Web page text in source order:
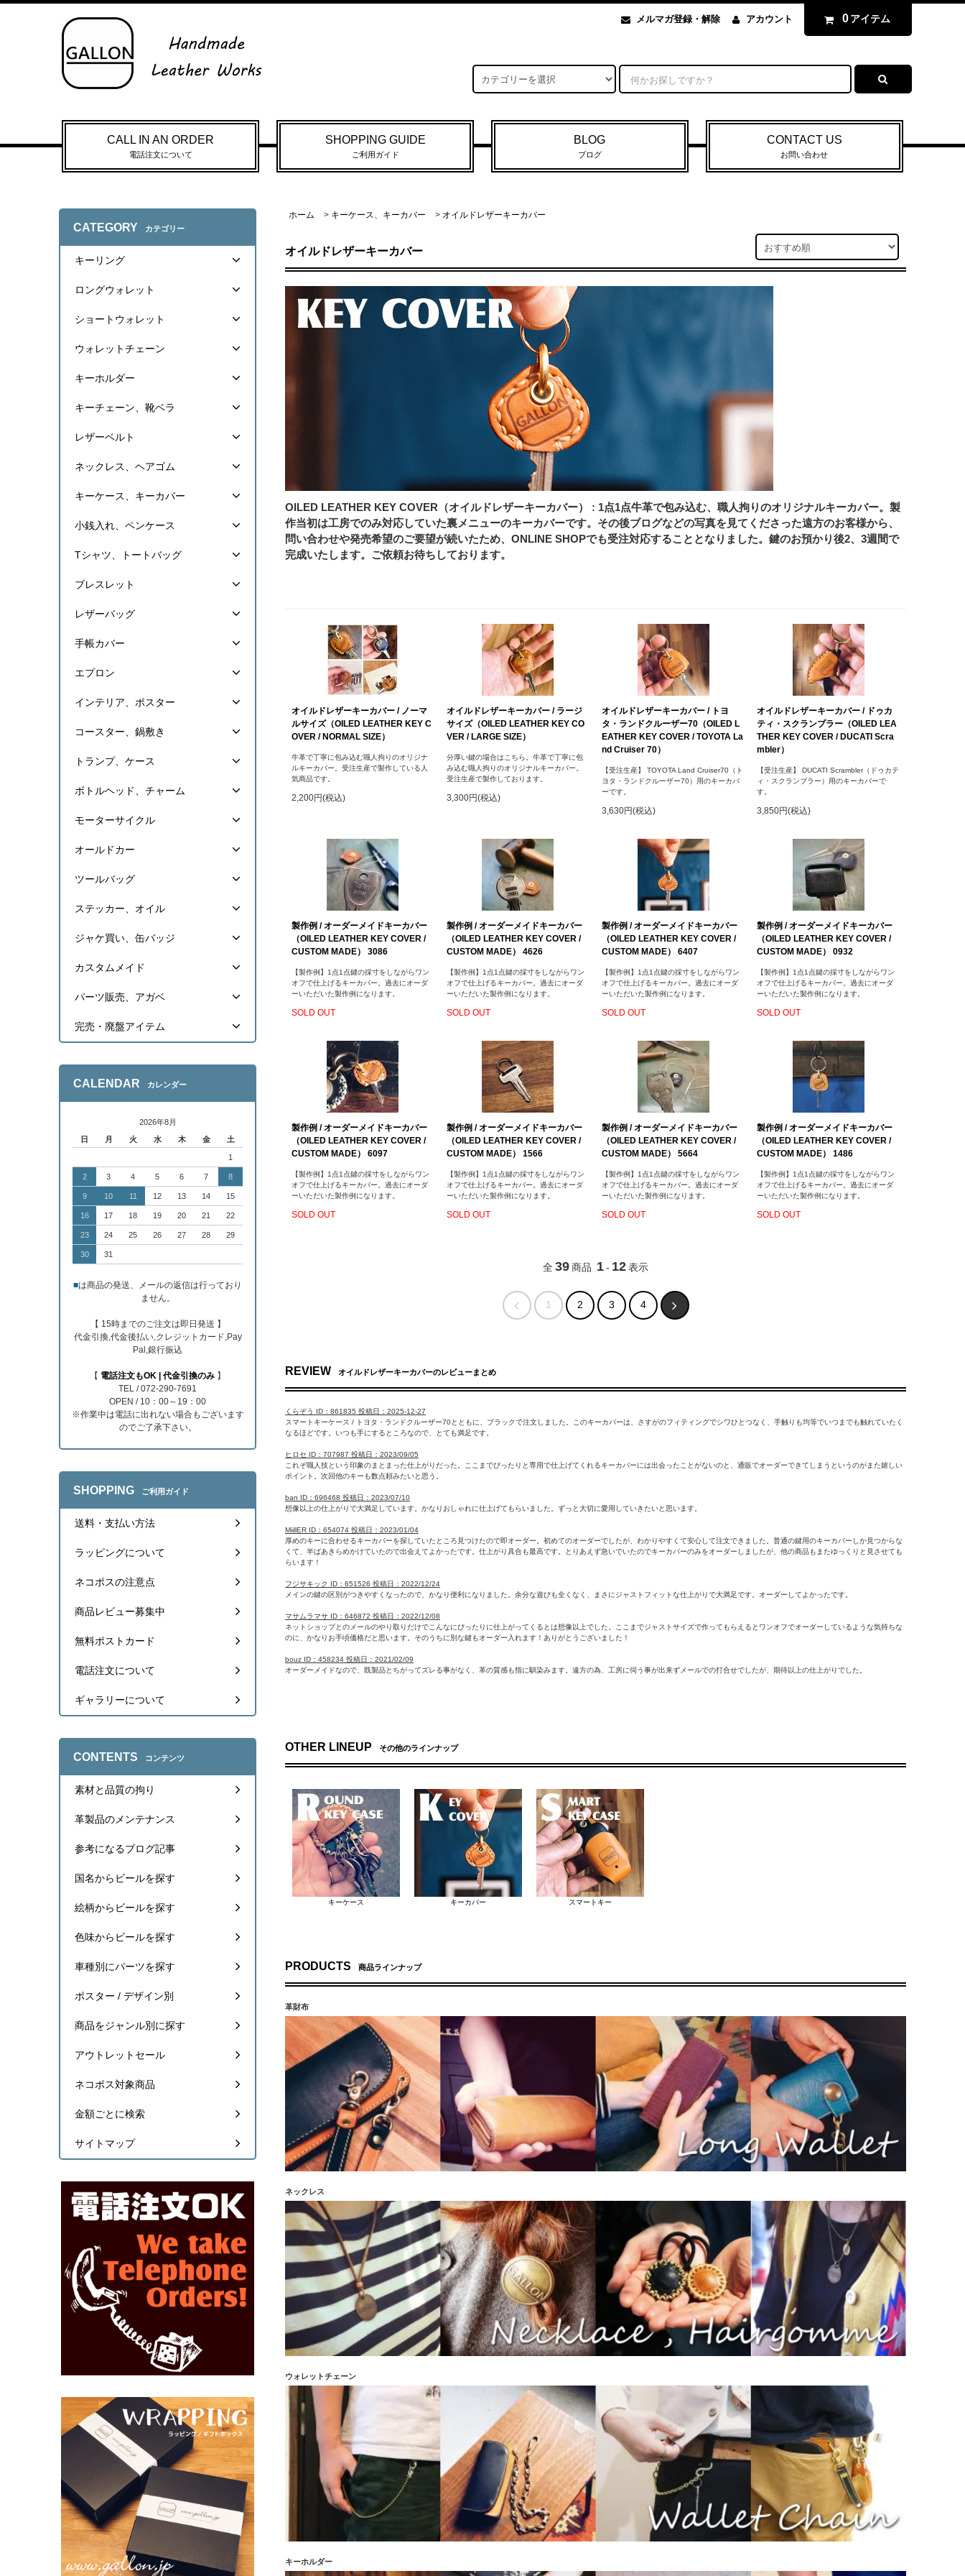
メルマガ登録・解除 アカウント 0 アイテム
CALL IN AN ORDER
電話注文について
SHOPPING GUIDE
ご利用ガイド
BLOG
ブログ
CONTACT US
お問い合わせ
ホーム > キーケース、キーカバー > オイルドレザーキーカバー
オイルドレザーキーカバー
OILED LEATHER KEY COVER（オイルドレザーキーカバー） : 1点1点牛革で包み込む、職人拘りのオリジナルキーカバー。製
作当初は工房でのみ対応していた裏メニューのキーカバーです。その後ブログなどの写真を見てくださった遠方のお客様から、
問い合わせや発売希望のご要望が続いたため、ONLINE SHOPでも受注対応することとなりました。鍵のお預かり後2、3週間で
完成いたします。ご依頼お待ちしております。
オイルドレザーキーカバー / ノーマ
ルサイズ（OILED LEATHER KEY C
OVER / NORMAL SIZE）
牛革で丁寧に包み込む職人拘りのオリジナ
ルキーカバー。受注生産で製作している人
気商品です。
2,200円(税込)
オイルドレザーキーカバー / ラージ
サイズ（OILED LEATHER KEY CO
VER / LARGE SIZE）
分厚い鍵の場合はこちら。牛革で丁寧に包
み込む職人拘りのオリジナルキーカバー。
受注生産で製作しております。
3,300円(税込)
オイルドレザーキーカバー / トヨ
タ・ランドクルーザー70（OILED L
EATHER KEY COVER / TOYOTA La
nd Cruiser 70）
【受注生産】 TOYOTA Land Cruiser70（ト
ヨタ・ランドクルーザー70）用のキーカバ
ーです。
3,630円(税込)
オイルドレザーキーカバー / ドゥカ
ティ・スクランブラー（OILED LEA
THER KEY COVER / DUCATI Scra
mbler）
【受注生産】 DUCATI Scrambler（ドゥカテ
ィ・スクランブラー）用のキーカバーで
す。
3,850円(税込)
製作例 / オーダーメイドキーカバー
（OILED LEATHER KEY COVER /
CUSTOM MADE） 3086
【製作例】1点1点鍵の採寸をしながらワン
オフで仕上げるキーカバー。過去にオーダ
ーいただいた製作例になります。
SOLD OUT
製作例 / オーダーメイドキーカバー
（OILED LEATHER KEY COVER /
CUSTOM MADE） 4626
【製作例】1点1点鍵の採寸をしながらワン
オフで仕上げるキーカバー。過去にオーダ
ーいただいた製作例になります。
SOLD OUT
製作例 / オーダーメイドキーカバー
（OILED LEATHER KEY COVER /
CUSTOM MADE） 6407
【製作例】1点1点鍵の採寸をしながらワン
オフで仕上げるキーカバー。過去にオーダ
ーいただいた製作例になります。
SOLD OUT
製作例 / オーダーメイドキーカバー
（OILED LEATHER KEY COVER /
CUSTOM MADE） 0932
【製作例】1点1点鍵の採寸をしながらワン
オフで仕上げるキーカバー。過去にオーダ
ーいただいた製作例になります。
SOLD OUT
製作例 / オーダーメイドキーカバー
（OILED LEATHER KEY COVER /
CUSTOM MADE） 6097
【製作例】1点1点鍵の採寸をしながらワン
オフで仕上げるキーカバー。過去にオーダ
ーいただいた製作例になります。
SOLD OUT
製作例 / オーダーメイドキーカバー
（OILED LEATHER KEY COVER /
CUSTOM MADE） 1566
【製作例】1点1点鍵の採寸をしながらワン
オフで仕上げるキーカバー。過去にオーダ
ーいただいた製作例になります。
SOLD OUT
製作例 / オーダーメイドキーカバー
（OILED LEATHER KEY COVER /
CUSTOM MADE） 5664
【製作例】1点1点鍵の採寸をしながらワン
オフで仕上げるキーカバー。過去にオーダ
ーいただいた製作例になります。
SOLD OUT
製作例 / オーダーメイドキーカバー
（OILED LEATHER KEY COVER /
CUSTOM MADE） 1486
【製作例】1点1点鍵の採寸をしながらワン
オフで仕上げるキーカバー。過去にオーダ
ーいただいた製作例になります。
SOLD OUT
全39商品 1- 12表示
1 2 3 4
REVIEW オイルドレザーキーカバーのレビューまとめ
くらぞう ID：861835 投稿日：2025-12-27
スマートキーケース / トヨタ・ランドクルーザー70とともに、ブラックで注文しました。このキーカバーは、さすがのフィティングでシワひとつなく、手触りも均等でいつまでも触れていたく
なるほどです。いつも手にするところなので、とても満足です。
ヒロセ ID：707987 投稿日：2023/09/05
これぞ職人技という印象のまとまった仕上がりだった。ここまでぴったりと専用で仕上げてくれるキーカバーには出会ったことがないのと、通販でオーダーできてしまうというのがまた嬉しい
ポイント。次回他のキーも数点頼みたいと思う。
ban ID：696468 投稿日：2023/07/10
想像以上の仕上がりで大満足しています。かなりおしゃれに仕上げてもらいました。ずっと大切に愛用していきたいと思います。
MiillER ID：654074 投稿日：2023/01/04
厚めのキーに合わせるキーカバーを探していたところ見つけたので即オーダー。初めてのオーダーでしたが、わかりやすくて安心して注文できました。普通の鍵用のキーカバーしか見つからな
くて、半ばあきらめかけていたので出会えてよかったです。仕上がり具合も最高です。とりあえず急いでいたのでキーカバーのみをオーダーしましたが、他の商品もまたゆっくりと見させても
らいます！
フジサキック ID：651526 投稿日：2022/12/24
メインの鍵の区別がつきやすくなったので、かなり便利になりました。余分な遊びも全くなく、まさにジャストフィットな仕上がりで大満足です。オーダーしてよかったです。
マサムラマサ ID：646872 投稿日：2022/12/08
ネットショップとのメールのやり取りだけでこんなにぴったりに仕上がってくるとは想像以上でした。ここまでジャストサイズで作ってもらえるとワンオフでオーダーしているような気持ちな
のに、かなりお手頃価格だと思います。そのうちに別な鍵もオーダー入れます！ありがとうございました！
bouz ID：458234 投稿日：2021/02/09
オーダーメイドなので、既製品とちがってズレる事がなく、革の質感も指に馴染みます。遠方の為、工房に伺う事が出来ずメールでの打合せでしたが、期待以上の仕上がりでした。
OTHER LINEUP その他のラインナップ
キーケース キーカバー スマートキー
PRODUCTS 商品ラインナップ
革財布
ネックレス
ウォレットチェーン
キーホルダー
CATEGORY カテゴリー
キーリング
ロングウォレット
ショートウォレット
ウォレットチェーン
キーホルダー
キーチェーン、靴ベラ
レザーベルト
ネックレス、ヘアゴム
キーケース、キーカバー
小銭入れ、ペンケース
Tシャツ、トートバッグ
ブレスレット
レザーバッグ
手帳カバー
エプロン
インテリア、ポスター
コースター、鍋敷き
トランプ、ケース
ボトルヘッド、チャーム
モーターサイクル
オールドカー
ツールバッグ
ステッカー、オイル
ジャケ買い、缶バッジ
カスタムメイド
パーツ販売、アガベ
完売・廃盤アイテム
CALENDAR カレンダー
2026年8月
日
月 火 水 木 金 土
1
2 3 4 5 6 7 8
9 10 11 12 13 14 15
16 17 18 19 20 21 22
23 24 25 26 27 28 29
30 31
■は商品の発送、メールの返信は行っており
ません。
【 15時までのご注文は即日発送 】
代金引換,代金後払い,クレジットカード,Pay
Pal,銀行振込
【 電話注文もOK | 代金引換のみ 】
TEL / 072-290-7691
OPEN / 10：00～19：00
※作業中は電話に出れない場合もございます
のでご了承下さい。
SHOPPING ご利用ガイド
送料・支払い方法
ラッピングについて
ネコポスの注意点
商品レビュー募集中
無料ポストカード
電話注文について
ギャラリーについて
CONTENTS コンテンツ
素材と品質の拘り
革製品のメンテナンス
参考になるブログ記事
国名からビールを探す
絵柄からビールを探す
色味からビールを探す
車種別にパーツを探す
ポスター / デザイン別
商品をジャンル別に探す
アウトレットセール
ネコポス対象商品
金額ごとに検索
サイトマップ